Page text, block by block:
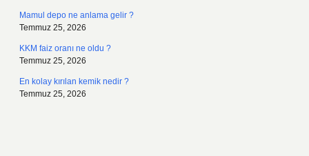
Mamul depo ne anlama gelir ?
Temmuz 25, 2026
KKM faiz oranı ne oldu ?
Temmuz 25, 2026
En kolay kırılan kemik nedir ?
Temmuz 25, 2026